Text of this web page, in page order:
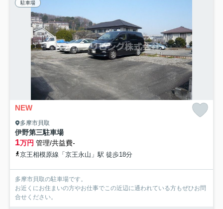
駐車場
NEW
多摩市貝取
伊野第三駐車場
1万円 管理/共益費-
京王相模原線「京王永山」駅 徒歩18分
多摩市貝取の駐車場です。
お近くにお住まいの方やお仕事でこの近辺に通われている方もぜひお問
合せください。